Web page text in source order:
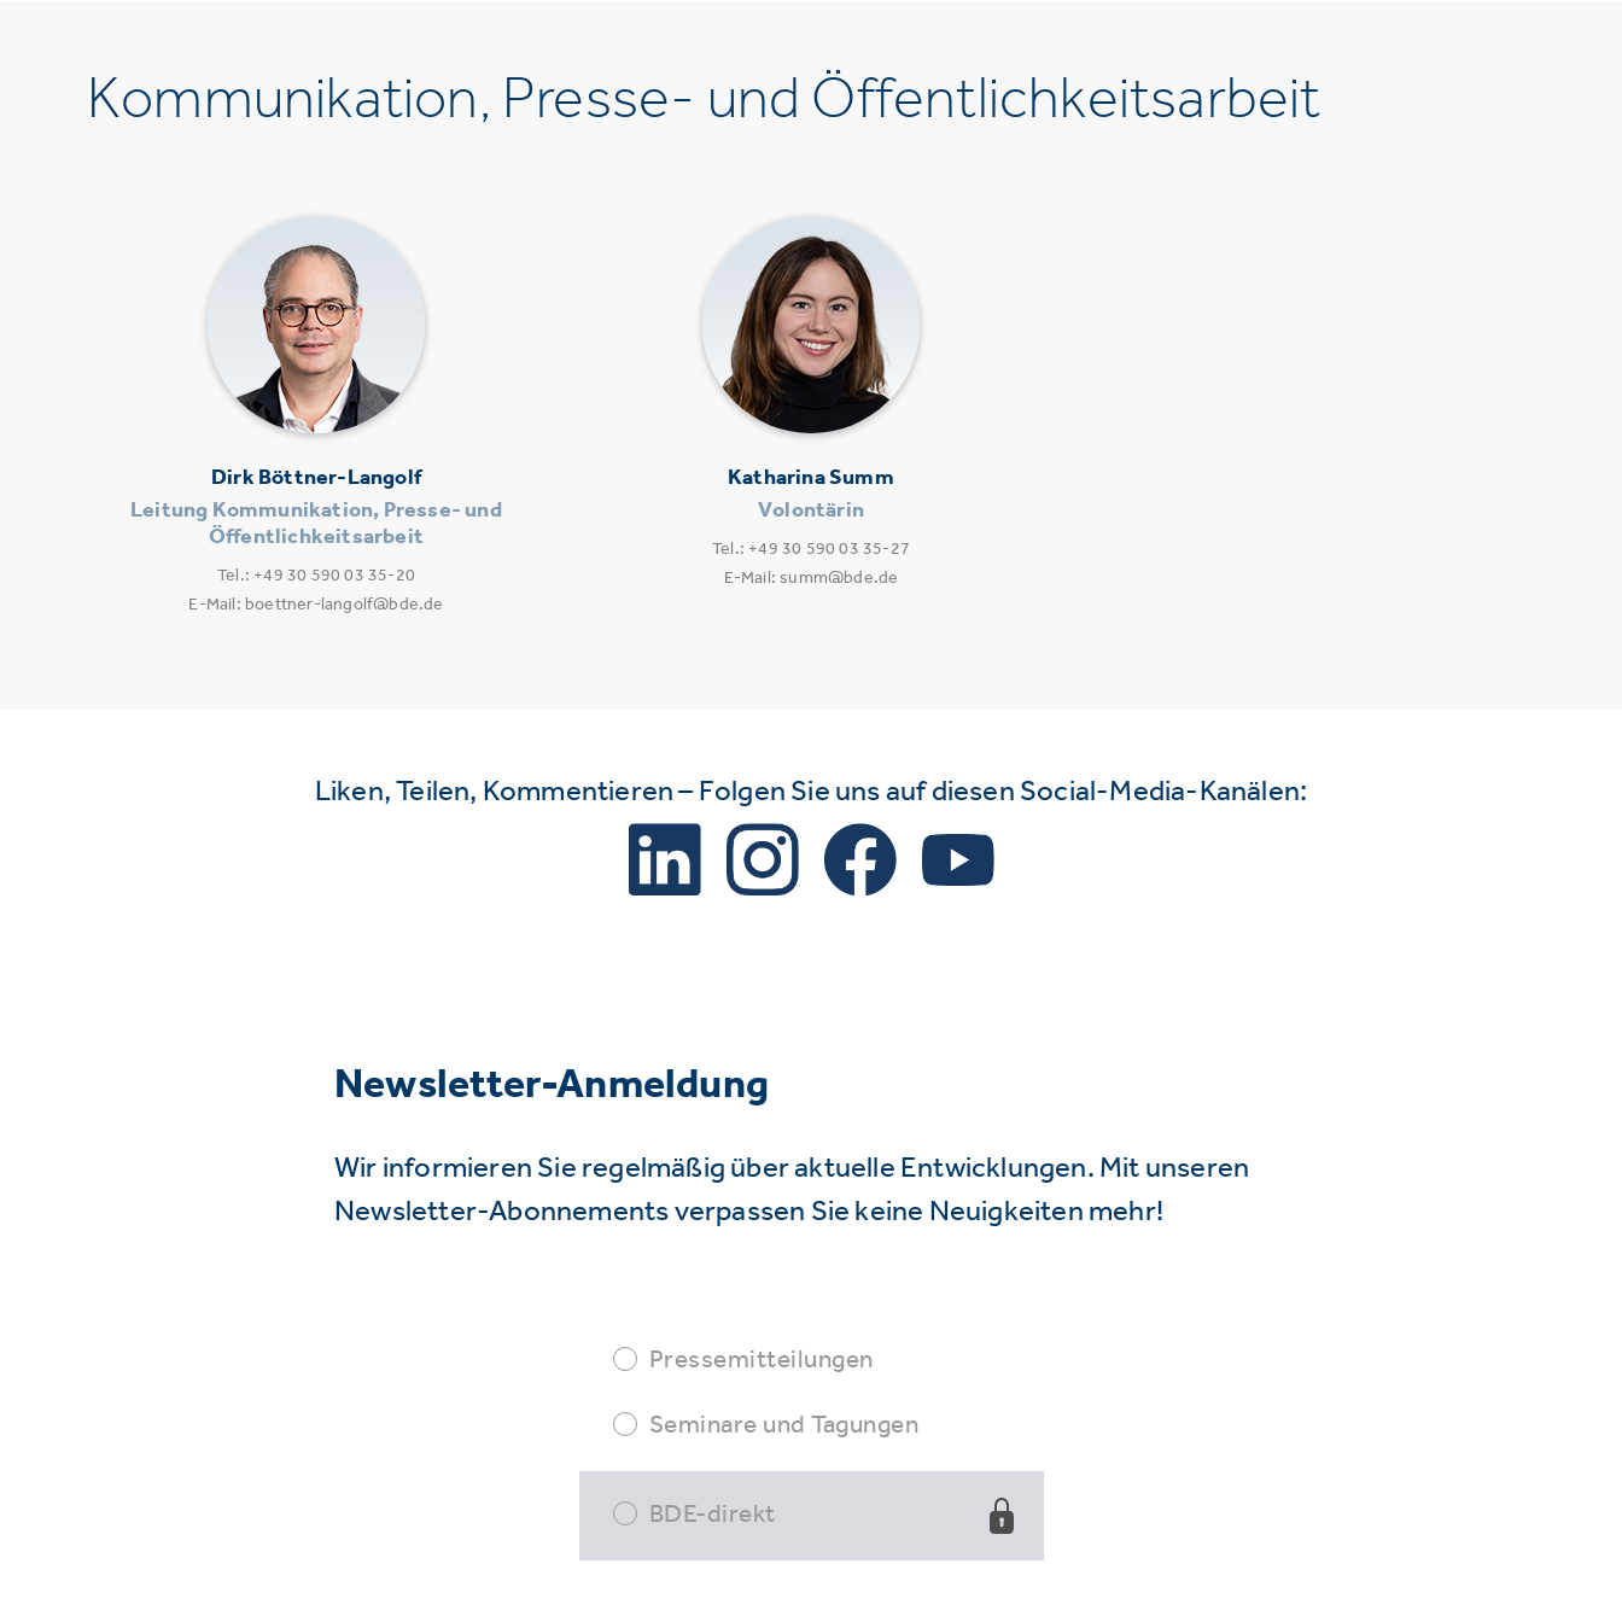
Kommunikation, Presse- und Öffentlichkeitsarbeit
Dirk Böttner-Langolf
Leitung Kommunikation, Presse- und
Öffentlichkeitsarbeit
Tel.: +49 30 590 03 35-20
E-Mail: boettner-langolf@bde.de
Katharina Summ
Volontärin
Tel.: +49 30 590 03 35-27
E-Mail: summ@bde.de
Liken, Teilen, Kommentieren – Folgen Sie uns auf diesen Social-Media-Kanälen:
Newsletter-Anmeldung
Wir informieren Sie regelmäßig über aktuelle Entwicklungen. Mit unseren
Newsletter-Abonnements verpassen Sie keine Neuigkeiten mehr!
Pressemitteilungen
Seminare und Tagungen
BDE-direkt